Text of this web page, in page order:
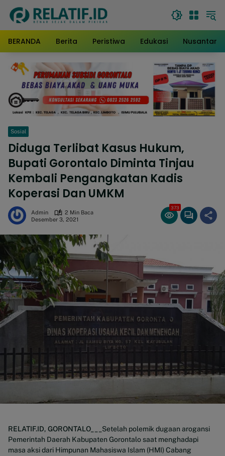
konten
BERANDA Berita Peristiwa Edukasi Nusantara
Sosial
Diduga Terlibat Kasus Hukum,
Bupati Gorontalo Diminta Tinjau
Kembali Pengangkatan Kadis
Koperasi Dan UMKM
Admin
2 Min Baca
Desember 3, 2021
373
RELATIF.ID, GORONTALO___ Setelah polemik dugaan arogansi
Pemerintah Daerah Kabupaten Gorontalo saat menghadapi
masa aksi dari Himpunan Mahasiswa Islam (HMI) Cabang